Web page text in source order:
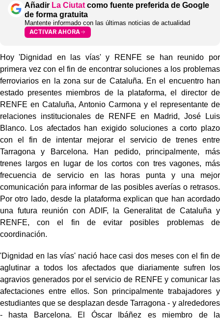
Añadir La Ciutat como fuente preferida de Google
de forma gratuita
Mantente informado con las últimas noticias de actualidad
ACTIVAR AHORA
Hoy 'Dignidad en las vías' y RENFE se han reunido por
primera vez con el fin de encontrar soluciones a los problemas
ferroviarios en la zona sur de Cataluña. En el encuentro han
estado presentes miembros de la plataforma, el director de
RENFE en Cataluña, Antonio Carmona y el representante de
relaciones institucionales de RENFE en Madrid, José Luis
Blanco. Los afectados han exigido soluciones a corto plazo
con el fin de intentar mejorar el servicio de trenes entre
Tarragona y Barcelona. Han pedido, principalmente, más
trenes largos en lugar de los cortos con tres vagones, más
frecuencia de servicio en las horas punta y una mejor
comunicación para informar de las posibles averías o retrasos.
Por otro lado, desde la plataforma explican que han acordado
una futura reunión con ADIF, la Generalitat de Cataluña y
RENFE, con el fin de evitar posibles problemas de
coordinación.
'Dignidad en las vías' nació hace casi dos meses con el fin de
aglutinar a todos los afectados que diariamente sufren los
agravios generados por el servicio de RENFE y comunicar las
afectaciones entre ellos. Son principalmente trabajadores y
estudiantes que se desplazan desde Tarragona - y alrededores
- hasta Barcelona. El Óscar Ibáñez es miembro de la